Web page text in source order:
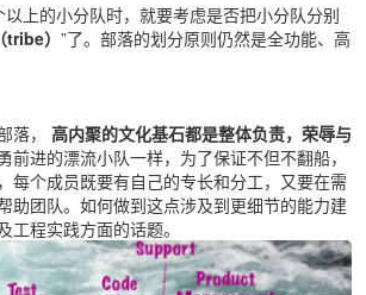
上的小分队时，就要考虑是否把小分队分别
） ”了。部落的划分原则仍然是全功能、高
落， 高内聚的文化基石都是整体负责，荣辱与
前进的漂流小队一样，为了保证不但不翻船，
每个成员既要有自己的专长和分工，又要在需
助团队。如何做到这点涉及到更细节的能力建
工程实践方面的话题。